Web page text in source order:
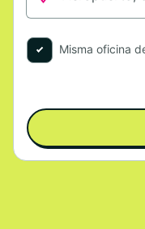
Misma oficina